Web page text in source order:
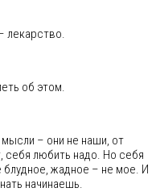
лекарство.
об этом.
– они не наши, от
себя любить надо. Но себя
блудное, жадное – не мое. И
начинаешь.